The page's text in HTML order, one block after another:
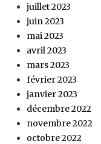
juillet 2023
juin 2023
mai 2023
avril 2023
mars 2023
février 2023
janvier 2023
décembre 2022
novembre 2022
octobre 2022